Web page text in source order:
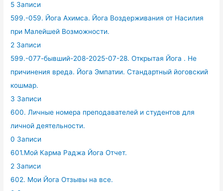
5 Записи
599.-059. Йога Ахимса. Йога Воздерживания от Насилия
при Малейшей Возможности.
2 Записи
599.-077-бывший-208-2025-07-28. Открытая Йога . Не
причинения вреда. Йога Эмпатии. Стандартный йоговский
кошмар.
3 Записи
600. Личные номера преподавателей и студентов для
личной деятельности.
0 Записи
601.Мой Карма Раджа Йога Отчет.
2 Записи
602. Мои Йога Отзывы на все.